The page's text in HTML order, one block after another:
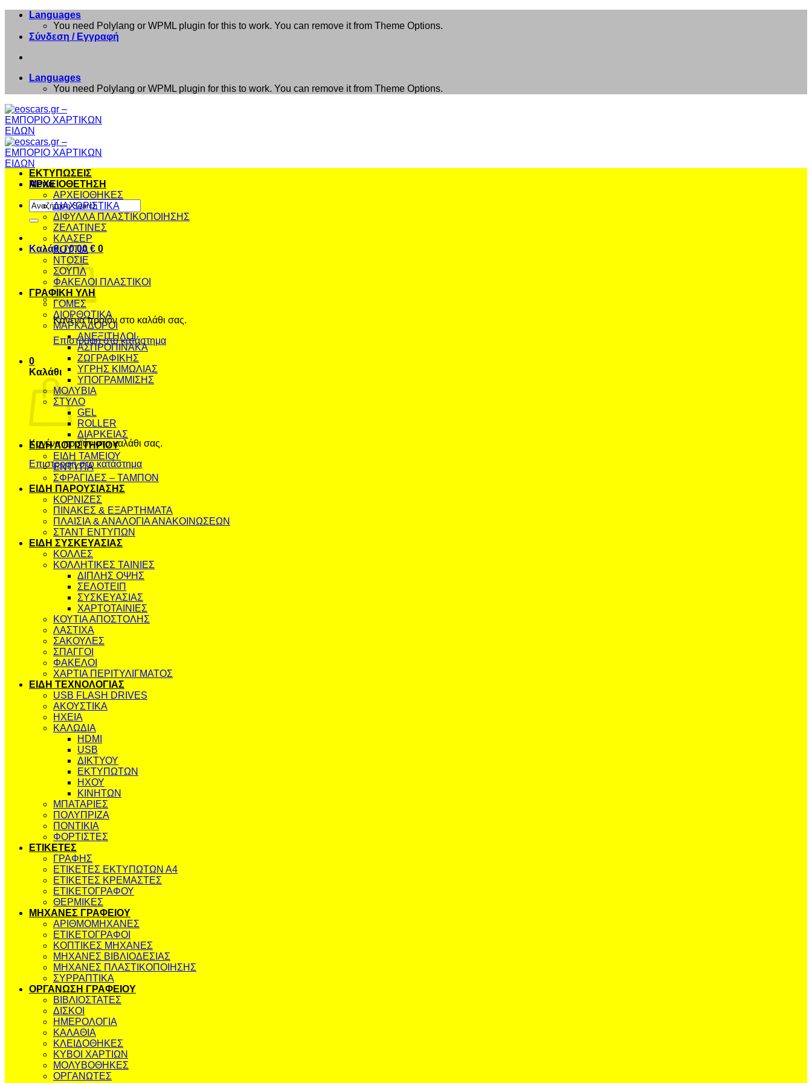
Μετάβαση
περιεχόμενο
Languages
You need Polylang or WPML plugin for this to work. You can remove it from Theme Options.
Σύνδεση / Εγγραφή
Languages
You need Polylang or WPML plugin for this to work. You can remove it from Theme Options.
Menu
Αναζήτηση
για:
Καλάθι /0,00 € 0
Κανένα προϊόν στο καλάθι σας.
Επιστροφή στο κατάστημα
0
Καλάθι
Κανένα προϊόν στο καλάθι σας.
Επιστροφή στο κατάστημα
ΕΚΤΥΠΩΣΕΙΣ
ΑΡΧΕΙΟΘΕΤΗΣΗ
ΑΡΧΕΙΟΘΗΚΕΣ
ΔΙΑΧΩΡΙΣΤΙΚΑ
ΔΙΦΥΛΛΑ ΠΛΑΣΤΙΚΟΠΟΙΗΣΗΣ
ΖΕΛΑΤΙΝΕΣ
ΚΛΑΣΕΡ
ΚΟΥΤΙΑ
ΝΤΟΣΙΕ
ΣΟΥΠΛ
ΦΑΚΕΛΟΙ ΠΛΑΣΤΙΚΟΙ
ΓΡΑΦΙΚΗ ΥΛΗ
ΓΟΜΕΣ
ΔΙΟΡΘΩΤΙΚΑ
ΜΑΡΚΑΔΟΡΟΙ
ΑΝΕΞΙΤΗΛΟΙ
ΑΣΠΡΟΠΙΝΑΚΑ
ΖΩΓΡΑΦΙΚΗΣ
ΥΓΡΗΣ ΚΙΜΩΛΙΑΣ
ΥΠΟΓΡΑΜΜΙΣΗΣ
ΜΟΛΥΒΙΑ
ΣΤΥΛΟ
GEL
ROLLER
ΔΙΑΡΚΕΙΑΣ
ΕΙΔΗ ΛΟΓΙΣΤΗΡΙΟΥ
ΕΙΔΗ ΤΑΜΕΙΟΥ
ΕΝΤΥΠΑ
ΣΦΡΑΓΙΔΕΣ – ΤΑΜΠΟΝ
ΕΙΔΗ ΠΑΡΟΥΣΙΑΣΗΣ
ΚΟΡΝΙΖΕΣ
ΠΙΝΑΚΕΣ & ΕΞΑΡΤΗΜΑΤΑ
ΠΛΑΙΣΙΑ & ΑΝΑΛΟΓΙΑ ΑΝΑΚΟΙΝΩΣΕΩΝ
ΣΤΑΝΤ ΕΝΤΥΠΩΝ
ΕΙΔΗ ΣΥΣΚΕΥΑΣΙΑΣ
ΚΟΛΛΕΣ
ΚΟΛΛΗΤΙΚΕΣ ΤΑΙΝΙΕΣ
ΔΙΠΛΗΣ ΟΨΗΣ
ΣΕΛΟΤΕΙΠ
ΣΥΣΚΕΥΑΣΙΑΣ
ΧΑΡΤΟΤΑΙΝΙΕΣ
ΚΟΥΤΙΑ ΑΠΟΣΤΟΛΗΣ
ΛΑΣΤΙΧΑ
ΣΑΚΟΥΛΕΣ
ΣΠΑΓΓΟΙ
ΦΑΚΕΛΟΙ
ΧΑΡΤΙΑ ΠΕΡΙΤΥΛΙΓΜΑΤΟΣ
ΕΙΔΗ ΤΕΧΝΟΛΟΓΙΑΣ
USB FLASH DRIVES
ΑΚΟΥΣΤΙΚΑ
ΗΧΕΙΑ
ΚΑΛΩΔΙΑ
HDMI
USB
ΔΙΚΤΥΟΥ
ΕΚΤΥΠΩΤΩΝ
ΗΧΟΥ
ΚΙΝΗΤΩΝ
ΜΠΑΤΑΡΙΕΣ
ΠΟΛΥΠΡΙΖΑ
ΠΟΝΤΙΚΙΑ
ΦΟΡΤΙΣΤΕΣ
ΕΤΙΚΕΤΕΣ
ΓΡΑΦΗΣ
ΕΤΙΚΕΤΕΣ ΕΚΤΥΠΩΤΩΝ Α4
ΕΤΙΚΕΤΕΣ ΚΡΕΜΑΣΤΕΣ
ΕΤΙΚΕΤΟΓΡΑΦΟΥ
ΘΕΡΜΙΚΕΣ
ΜΗΧΑΝΕΣ ΓΡΑΦΕΙΟΥ
ΑΡΙΘΜΟΜΗΧΑΝΕΣ
ΕΤΙΚΕΤΟΓΡΑΦΟΙ
ΚΟΠΤΙΚΕΣ ΜΗΧΑΝΕΣ
ΜΗΧΑΝΕΣ ΒΙΒΛΙΟΔΕΣΙΑΣ
ΜΗΧΑΝΕΣ ΠΛΑΣΤΙΚΟΠΟΙΗΣΗΣ
ΣΥΡΡΑΠΤΙΚΑ
ΟΡΓΑΝΩΣΗ ΓΡΑΦΕΙΟΥ
ΒΙΒΛΙΟΣΤΑΤΕΣ
ΔΙΣΚΟΙ
ΗΜΕΡΟΛΟΓΙΑ
ΚΑΛΑΘΙΑ
ΚΛΕΙΔΟΘΗΚΕΣ
ΚΥΒΟΙ ΧΑΡΤΙΩΝ
ΜΟΛΥΒΟΘΗΚΕΣ
ΟΡΓΑΝΩΤΕΣ